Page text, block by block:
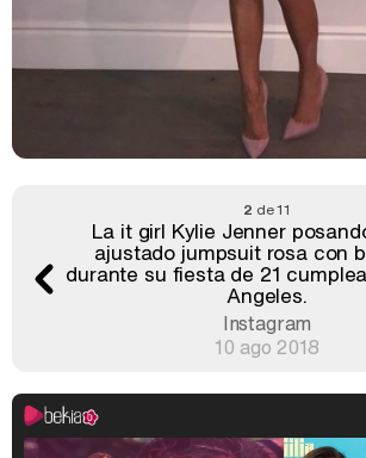
2 de 11
La it girl Kylie Jenner
ajustado jumpsuit rosa con
durante su fiesta de 21
Angeles.
Instagram
10 ago 2018